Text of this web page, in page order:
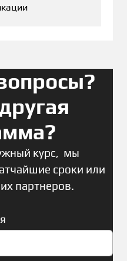
курс, мы
сроки или
партнеров.